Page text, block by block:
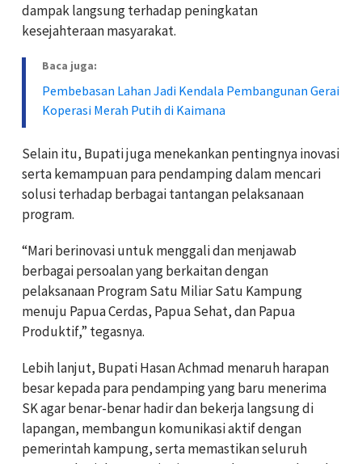
dampak langsung terhadap peningkatan
kesejahteraan masyarakat.
Baca juga:
Pembebasan Lahan Jadi Kendala Pembangunan Gerai
Koperasi Merah Putih di Kaimana
Selain itu, Bupati juga menekankan pentingnya inovasi
serta kemampuan para pendamping dalam mencari
solusi terhadap berbagai tantangan pelaksanaan
program.
“Mari berinovasi untuk menggali dan menjawab
berbagai persoalan yang berkaitan dengan
pelaksanaan Program Satu Miliar Satu Kampung
menuju Papua Cerdas, Papua Sehat, dan Papua
Produktif,” tegasnya.
Lebih lanjut, Bupati Hasan Achmad menaruh harapan
besar kepada para pendamping yang baru menerima
SK agar benar-benar hadir dan bekerja langsung di
lapangan, membangun komunikasi aktif dengan
pemerintah kampung, serta memastikan seluruh